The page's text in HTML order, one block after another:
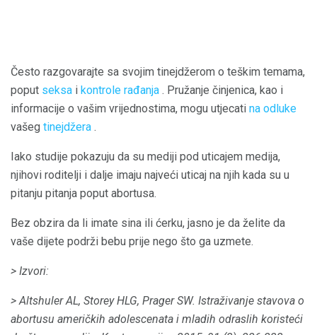
Često razgovarajte sa svojim tinejdžerom o teškim temama,
poput seksa i kontrole rađanja . Pružanje činjenica, kao i
informacije o vašim vrijednostima, mogu utjecati na odluke
vašeg tinejdžera .
Iako studije pokazuju da su mediji pod uticajem medija,
njihovi roditelji i dalje imaju najveći uticaj na njih kada su u
pitanju pitanja poput abortusa.
Bez obzira da li imate sina ili ćerku, jasno je da želite da
vaše dijete podrži bebu prije nego što ga uzmete.
> Izvori:
> Altshuler AL, Storey HLG, Prager SW. Istraživanje stavova o
abortusu američkih adolescenata i mladih odraslih koristeći